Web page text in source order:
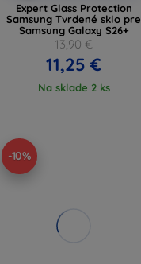
Expert Glass Protection
Samsung Tvrdené sklo pre
Samsung Galaxy S26+
13,90 €
11,25 €
Na sklade 2 ks
-10%